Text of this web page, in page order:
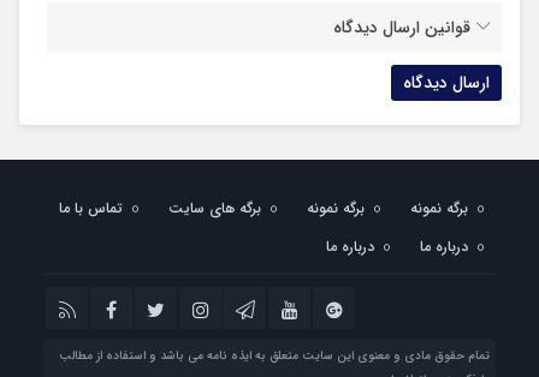
قوانین ارسال دیدگاه
برگه نمونه برگه نمونه برگه های سایت
تماس با ما
درباره ما
درباره ما
تمام حقوق مادی و معنوی این سایت متعلق به ایذه نامه می باشد و استفاده از مطالب